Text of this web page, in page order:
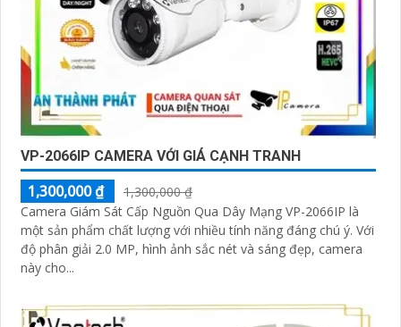
VP-2066IP CAMERA VỚI GIÁ CẠNH TRANH
1,300,000 ₫
1,300,000 ₫
Camera Giám Sát Cấp Nguồn Qua Dây Mạng VP-2066IP là
một sản phẩm chất lượng với nhiều tính năng đáng chú ý. Với
độ phân giải 2.0 MP, hình ảnh sắc nét và sáng đẹp, camera
này cho...